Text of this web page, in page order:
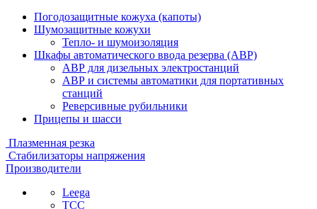
Погодозащитные кожуха (капоты)
Шумозащитные кожухи
Тепло- и шумоизоляция
Шкафы автоматического ввода резерва (АВР)
АВР для дизельных электростанций
АВР и системы автоматики для портативных
станций
Реверсивные рубильники
Прицепы и шасси
Плазменная резка
Стабилизаторы напряжения
Производители
Leega
ТСС